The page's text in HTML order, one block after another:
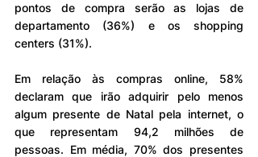
pontos de compra serão as lojas de
departamento (36%) e os shopping
centers (31%).
Em relação às compras online, 58%
declaram que irão adquirir pelo menos
algum presente de Natal pela internet, o
que representam 94,2 milhões de
pessoas. Em média, 70% dos presentes